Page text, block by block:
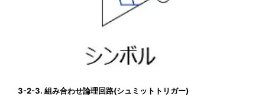
3-2-3. 組み合わせ論理回路(シュミットトリガー)